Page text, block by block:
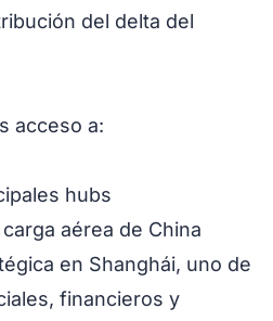
del delta del
acceso a:
hubs
aérea de China
en Shanghái, uno de
financieros y